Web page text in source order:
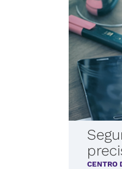
CENTRO